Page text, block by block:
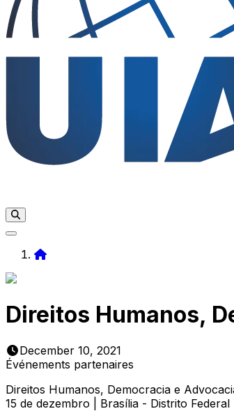
Direitos Humanos,
December 10, 2021
Événements partenaires
Direitos Humanos, Democracia e
15 de dezembro | Brasília - Distrito Federal